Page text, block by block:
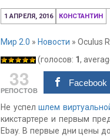
1 АПРЕЛЯ, 2016
11
декабря,
КОНСТАНТИН
Мир 2.0 » Новости » Oculus
(голосов: 1,
33
РЕПОСТОВ
Facebook
Не успелшлем
кикстартере и первым
Ebay. В первые дни цены